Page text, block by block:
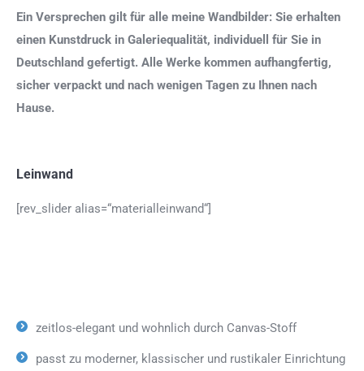
Ein Versprechen gilt für alle meine Wandbilder: Sie erhalten
einen Kunstdruck in Galeriequalität, individuell für Sie in
Deutschland gefertigt. Alle Werke kommen aufhangfertig,
sicher verpackt und nach wenigen Tagen zu Ihnen nach
Hause.
Leinwand
[rev_slider alias=“materialleinwand“]
zeitlos-elegant und wohnlich durch Canvas-Stoff
passt zu moderner, klassischer und rustikaler Einrichtung